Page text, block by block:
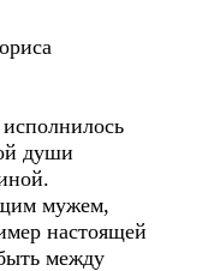
души
мужем,
настоящей
между